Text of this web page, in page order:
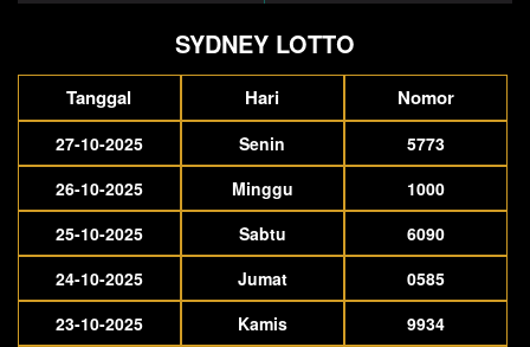
SYDNEY LOTTO
Tanggal Hari Nomor
27-10-2025 Senin
5773
26-10-2025
Minggu
1000
25-10-2025
Sabtu
6090
24-10-2025
Jumat
0585
23-10-2025
Kamis
9934